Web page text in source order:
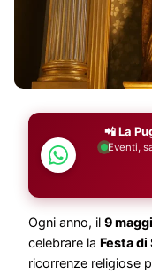
📲 La
Eventi,
Ogni anno, il 9
celebrare la Festa di
ricorrenze religiose